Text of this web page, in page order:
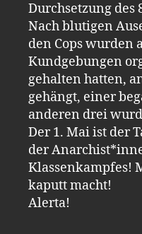
Durchsetzung des
Nach blutigen
den Cops wurden
Kundgebungen
gehalten hatten,
gehängt, einer
anderen drei
Der 1. Mai ist der
der
Klassenkampfes!
kaputt macht!
Alerta!